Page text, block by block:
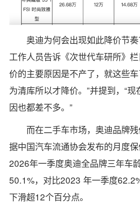
奥迪为何会出现如此降价节
工作人员告诉《次世代车研所》
价的主要原因是不产了，就这些
为清库所以才降价。”并提到，“
因也都差不多。”
而在二手车市场，奥迪品牌
据中国汽车流通协会发布的月度保
2026年一季度奥迪全品牌三年车
50.1%，对比2023 年一季度
下滑超12个百分点。